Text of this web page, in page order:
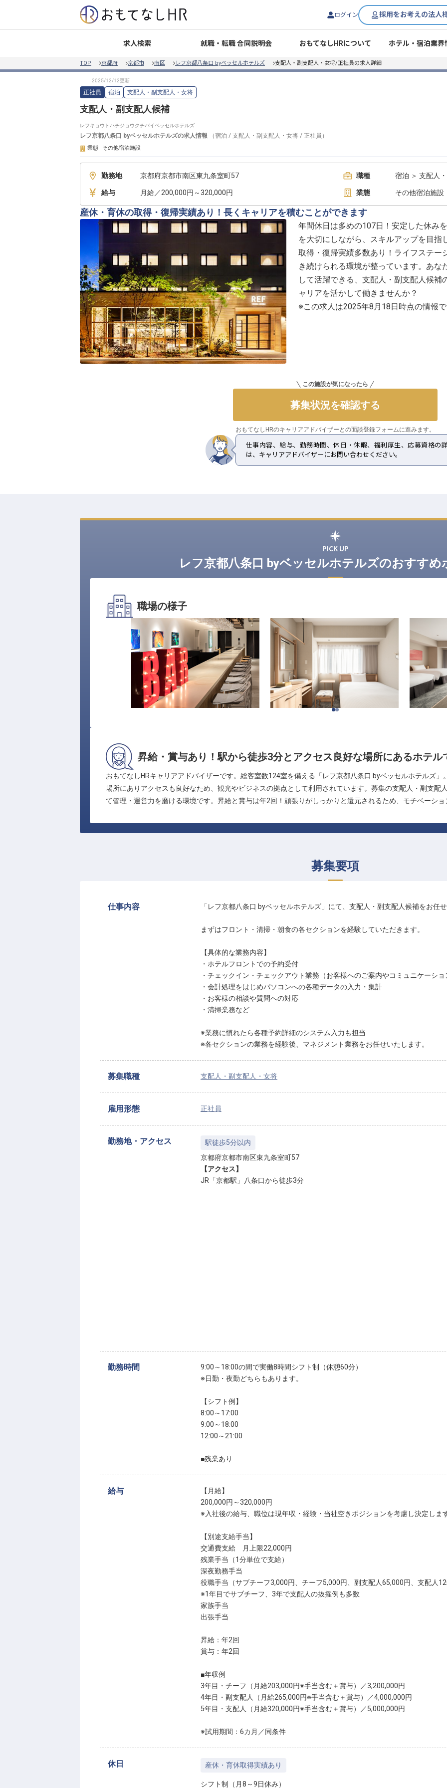
ログイン 採用をお考えの法人
求人検索 就職・転職 合同説明会 おもてなしHRについて ホテル・宿泊業界
TOP 京都府 京都市 南区 レフ京都八条口 byベッセルホテルズ 支配人・副支配人・女将/正社員の求人詳細
正社員 宿泊 支配人・副支配人・女将
支配人・副支配人候補
レフキョウトハチジョウクチバイベッセルホテルズ
レフ京都八条口 byベッセルホテルズの求人情報 （宿泊 / 支配人・副支配人・女将 / 正社員 ）
業態 その他宿泊施設
勤務地 京都府京都市南区東九条室町57 職種 宿泊 ＞ 支配人
給与 月給／200,000円～320,000円 業態 その他宿泊施設
産休・育休の取得・復帰実績あり！長くキャリアを積むことができます
年間休日は多めの107日！安定した休み
を大切にしながら、スキルアップを目
取得・復帰実績多数あり！ライフステー
き続けられる環境が整っています。あ
して活躍できる、支配人・副支配人候
ャリアを活かして働きませんか？
※この求人は2025年8月18日時点の情報
この施設が気になったら
募集状況を確認する
おもてなしHRのキャリアアドバイザーとの面談登録フォームに進みます。
仕事内容、給与、勤務時間、休日・休暇、福利厚生、応募資格の
は、キャリアアドバイザーにお問い合わせください。
PICK UP
レフ京都八条口 byベッセルホテルズのおすすめ
職場の様子
昇給・賞与あり！駅から徒歩3分とアクセス良好な場所にあるホテル
おもてなしHRキャリアアドバイザーです。総客室数124室を備える「レフ京都八条口 byベッセルホテルズ
場所にありアクセスも良好なため、観光やビジネスの拠点として利用されています。募集の支配人・副支配
て管理・運営力を磨ける環境です。昇給と賞与は年2回！頑張りがしっかりと還元されるため、モチベーシ
募集要項
仕事内容 「レフ京都八条口 byベッセルホテルズ」にて、支配人・副支配人候補をお任
まずはフロント・清掃・朝食の各セクションを経験していただきます。
【具体的な業務内容】
・ホテルフロントでの予約受付
・チェックイン・チェックアウト業務（お客様へのご案内やコミュニケーシ
・会計処理をはじめパソコンへの各種データの入力・集計
・お客様の相談や質問への対応
・清掃業務など
※業務に慣れたら各種予約詳細のシステム入力も担当
※各セクションの業務を経験後、マネジメント業務をお任せいたします。
募集職種 支配人・副支配人・女将
雇用形態 正社員
勤務地・アクセス
駅徒歩5分以内
京都府京都市南区東九条室町57
【アクセス】
JR「京都駅」八条口から徒歩3分
勤務時間
9:00～18:00の間で実働8時間シフト制（休憩60分）
※日勤・夜勤どちらもあります。
【シフト例】
8:00～17:00
9:00～18:00
12:00～21:00
■残業あり
給与
【月給】
200,000円～320,000円
※入社後の給与、職位は現年収・経験・当社空きポジションを考慮し決定しま
【別途支給手当】
交通費支給 月上限22,000円
残業手当（1分単位で支給）
深夜勤務手当
役職手当（サブチーフ3,000円、チーフ5,000円、副支配人65,000円、支配人
※1年目でサブチーフ、3年で支配人の抜擢例も多数
家族手当
出張手当
昇給：年2回
賞与：年2回
■年収例
3年目・チーフ（月給203,000円※手当含む＋賞与）／3,200,000円
4年目・副支配人（月給265,000円※手当含む＋賞与）／4,000,000円
5年目・支配人（月給320,000円※手当含む＋賞与）／5,000,000円
※試用期間：6カ月／同条件
休日 産休・育休取得実績あり
シフト制（月8～9日休み）